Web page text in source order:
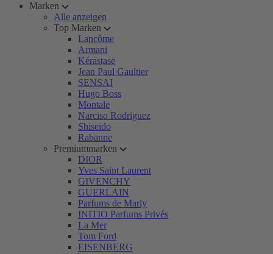
Marken
Alle anzeigen
Top Marken
Lancôme
Armani
Kérastase
Jean Paul Gaultier
SENSAI
Hugo Boss
Montale
Narciso Rodriguez
Shiseido
Rabanne
Premiummarken
DIOR
Yves Saint Laurent
GIVENCHY
GUERLAIN
Parfums de Marly
INITIO Parfums Privés
La Mer
Tom Ford
EISENBERG